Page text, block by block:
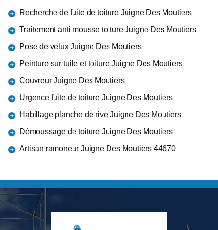
Recherche de fuite de toiture Juigne Des Moutiers
Traitement anti mousse toiture Juigne Des Moutiers
Pose de velux Juigne Des Moutiers
Peinture sur tuile et toiture Juigne Des Moutiers
Couvreur Juigne Des Moutiers
Urgence fuite de toiture Juigne Des Moutiers
Habillage planche de rive Juigne Des Moutiers
Démoussage de toiture Juigne Des Moutiers
Artisan ramoneur Juigne Des Moutiers 44670